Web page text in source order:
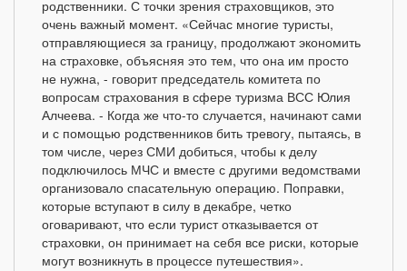
родственники. С точки зрения страховщиков, это
очень важный момент. «Сейчас многие туристы,
отправляющиеся за границу, продолжают экономить
на страховке, объясняя это тем, что она им просто
не нужна, - говорит председатель комитета по
вопросам страхования в сфере туризма ВСС Юлия
Алчеева. - Когда же что-то случается, начинают сами
и с помощью родственников бить тревогу, пытаясь, в
том числе, через СМИ добиться, чтобы к делу
подключилось МЧС и вместе с другими ведомствами
организовало спасательную операцию. Поправки,
которые вступают в силу в декабре, четко
оговаривают, что если турист отказывается от
страховки, он принимает на себя все риски, которые
могут возникнуть в процессе путешествия».